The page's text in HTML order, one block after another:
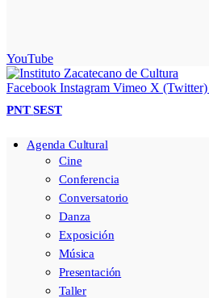
YouTube
Facebook Instagram Vimeo X (Twitter)
PNTSEST
Agenda Cultural
Cine
Conferencia
Conversatorio
Danza
Exposición
Música
Presentación
Taller